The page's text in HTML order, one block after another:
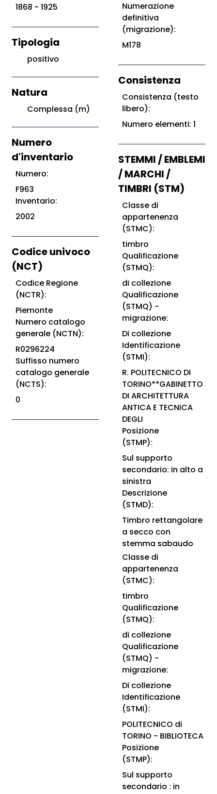
1868 - 1925
Tipologia
positivo
Natura
Complessa (m)
Numero
d'inventario
Numero:
F963
Inventario:
2002
Codice univoco
(NCT)
Codice Regione
(NCTR):
Piemonte
Numero catalogo
generale (NCTN):
R0296224
Suffisso numero
catalogo generale
(NCTS):
0
Numerazione
definitiva
(migrazione):
M178
Consistenza
Consistenza (testo
libero):
Numero elementi: 1
STEMMI / EMBLEMI
/ MARCHI /
TIMBRI (STM)
Classe di
appartenenza
(STMC):
timbro
Qualificazione
(STMQ):
di collezione
Qualificazione
(STMQ) -
migrazione:
Di collezione
Identificazione
(STMI):
R. POLITECNICO DI
TORINO**GABINETTO
DI ARCHITETTURA
ANTICA E TECNICA
DEGLI
Posizione
(STMP):
Sul supporto
secondario: in alto a
sinistra
Descrizione
(STMD):
Timbro rettangolare
a secco con
stemma sabaudo
Classe di
appartenenza
(STMC):
timbro
Qualificazione
(STMQ):
di collezione
Qualificazione
(STMQ) -
migrazione:
Di collezione
Identificazione
(STMI):
POLITECNICO di
TORINO - BIBLIOTECA
Posizione
(STMP):
Sul supporto
secondario : in